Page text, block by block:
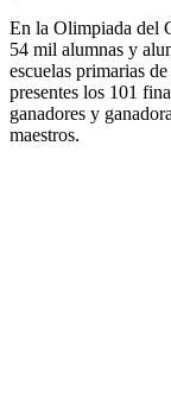
En la Olimpiada del
54 mil alumnas y
escuelas primarias
presentes los 101
ganadores y
maestros.